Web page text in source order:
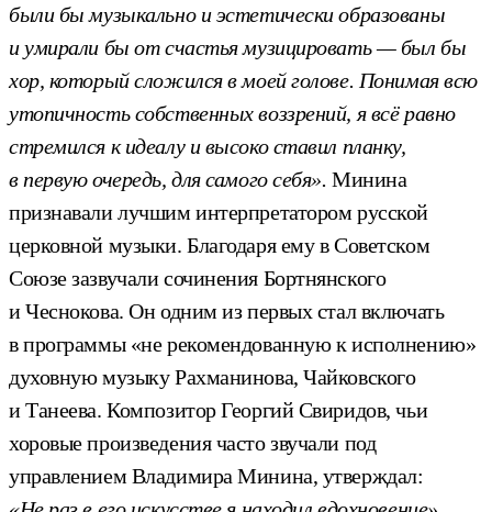
были бы музыкально и эстетически образованы
и умирали бы от счастья музицировать — был бы
хор, который сложился в моей голове. Понимая всю
утопичность собственных воззрений, я всё равно
стремился к идеалу и высоко ставил планку,
в первую очередь, для самого себя».Минина
признавали лучшим интерпретатором русской
церковной музыки. Благодаря ему в Советском
Союзе зазвучали сочинения Бортнянского
и Чеснокова. Он одним из первых стал включать
в программы «не рекомендованную к исполнению»
духовную музыку Рахманинова, Чайковского
и Танеева. Композитор Георгий Свиридов, чьи
хоровые произведения часто звучали под
управлением Владимира Минина, утверждал: